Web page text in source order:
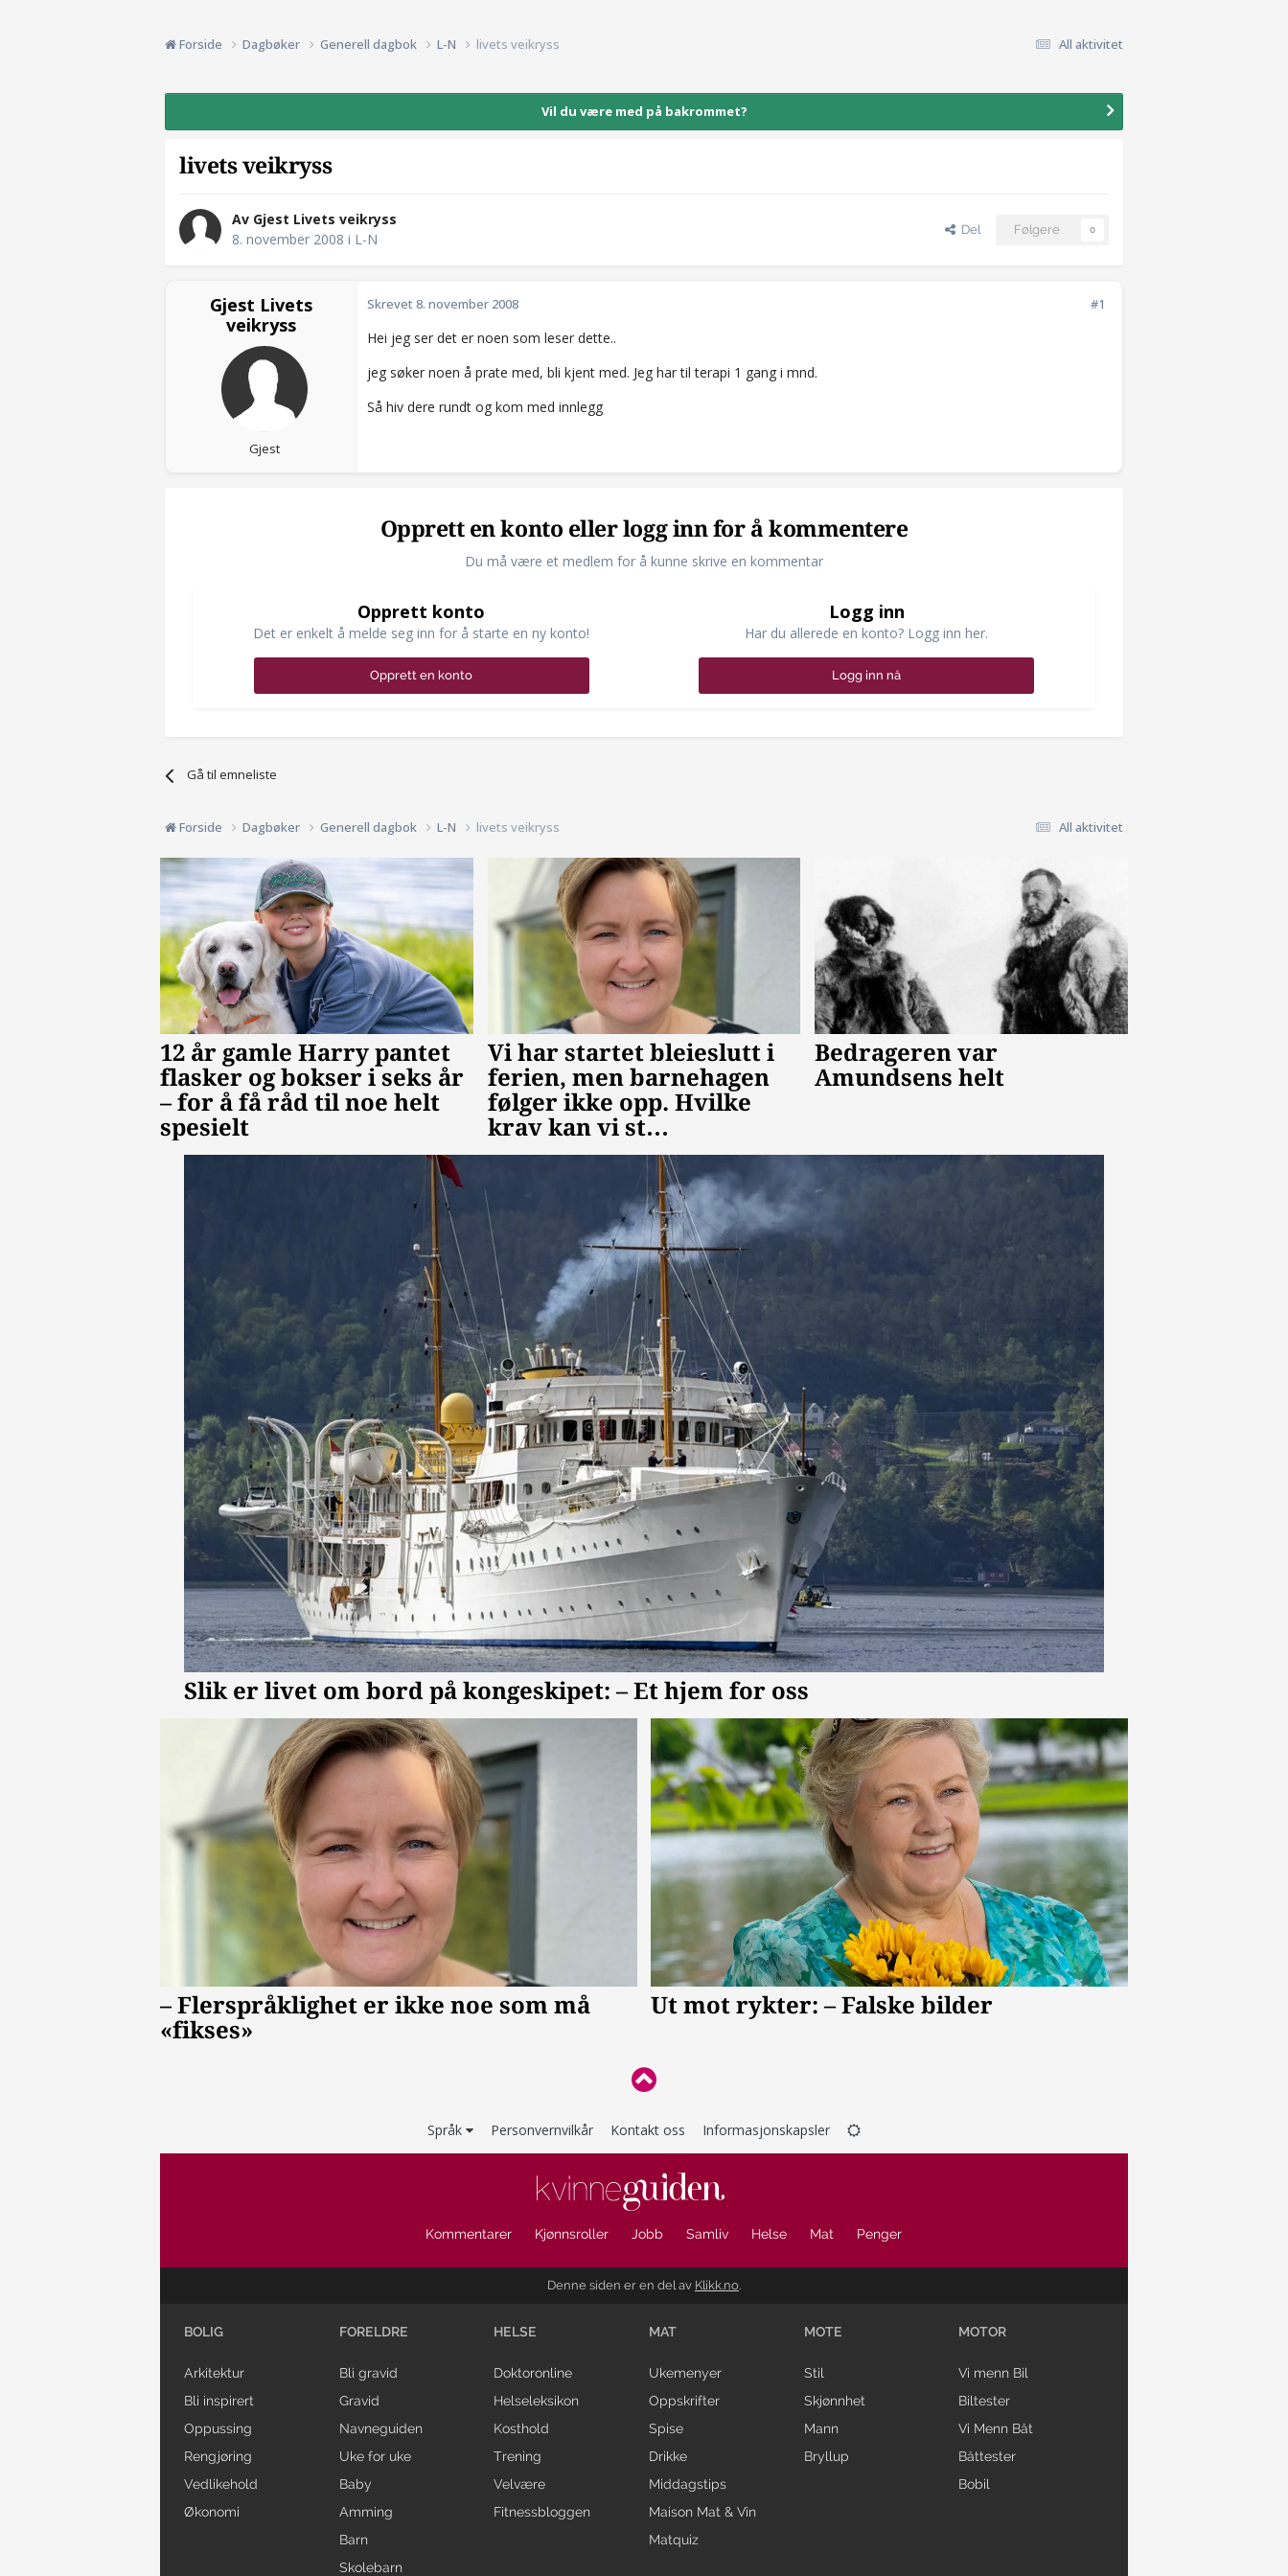
All aktivitet
Forside Dagbøker Generell dagbok L-N livets veikryss
Vil du være med på bakrommet?
livets veikryss
Av Gjest Livets veikryss
8. november 2008 i L-N
Del Følgere 0
Gjest Livets
veikryss
Gjest
#1
Skrevet8. november 2008
Hei jeg ser det er noen som leser dette..
jeg søker noen å prate med, bli kjent med. Jeg har til terapi 1 gang i mnd.
Så hiv dere rundt og kom med innlegg
Opprett en konto eller logg inn for å kommentere
Du må være et medlem for å kunne skrive en kommentar
Opprett konto
Det er enkelt å melde seg inn for å starte en ny konto!
Opprett en konto
Logg inn
Har du allerede en konto? Logg inn her.
Logg inn nå
Gå til emneliste
All aktivitet
Forside Dagbøker Generell dagbok L-N livets veikryss
Språk Personvernvilkår Kontakt oss Informasjonskapsler
Kommentarer Kjønnsroller Jobb Samliv Helse Mat Penger
Denne siden er en del av Klikk.no.
BOLIG
Arkitektur
Bli inspirert
Oppussing
Rengjøring
Vedlikehold
Økonomi
FORELDRE
Bli gravid
Gravid
Navneguiden
Uke for uke
Baby
Amming
Barn
Skolebarn
HELSE
Doktoronline
Helseleksikon
Kosthold
Trening
Velvære
Fitnessbloggen
MAT
Ukemenyer
Oppskrifter
Spise
Drikke
Middagstips
Maison Mat & Vin
Matquiz
MOTE
Stil
Skjønnhet
Mann
Bryllup
MOTOR
Vi menn Bil
Biltester
Vi Menn Båt
Båttester
Bobil